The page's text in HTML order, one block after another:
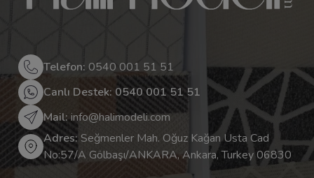
Telefon: 0540 001 51 51
Canlı Destek: 0540 001 51 51
Mail:info@halimodeli.com
Adres: Seğmenler Mah. Oğuz Kağan Usta Cad
No:57/A Gölbaşı/ANKARA, Ankara, Turkey 06830